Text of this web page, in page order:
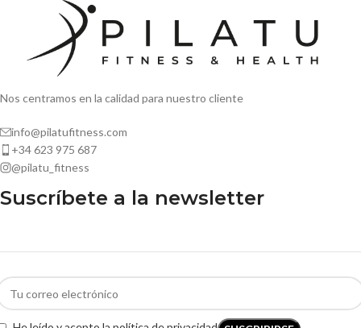
Nos centramos en la calidad para nuestro cliente
info@pilatufitness.com
+34 623 975 687
@pilatu_fitness
Suscríbete a la newsletter